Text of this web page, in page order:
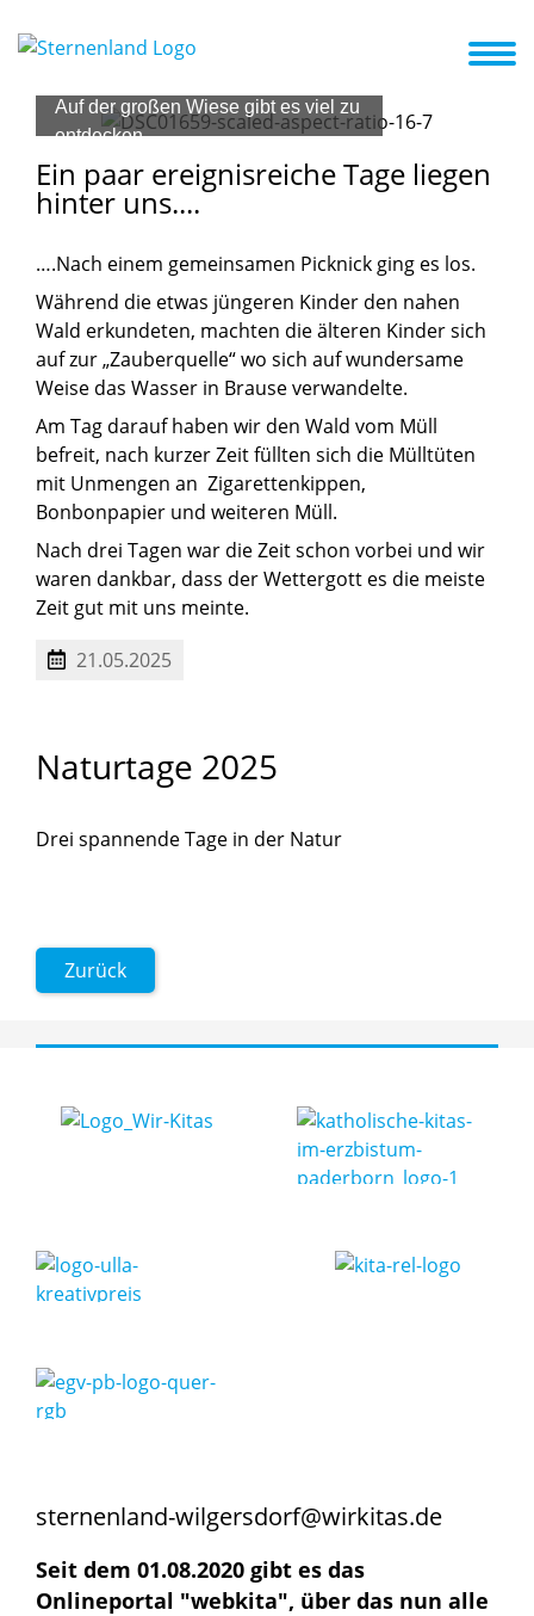
Aktuelles + Termine
Auf der großen Wiese gibt es viel zu
entdecken.
Ein paar ereignisreicheTage liegen
hinter uns....
….Nach einem gemeinsamen Picknick ging es los.
Während die etwas jüngeren Kinder den nahen
Wald erkundeten, machten die älteren Kinder sich
auf zur „Zauberquelle“ wo sich auf wundersame
Weise das Wasser in Brause verwandelte.
Am Tag darauf haben wir den Wald vom Müll
befreit, nach kurzer Zeit füllten sich die Mülltüten
mit Unmengen an Zigarettenkippen,
Bonbonpapier und weiteren Müll.
Nach drei Tagen war die Zeit schon vorbei und wir
waren dankbar, dass der Wettergott es die meiste
Zeit gut mit uns meinte.
21.05.2025
Naturtage 2025
Drei spannende Tage in der Natur
Zurück
sternenland-wilgersdorf@wirkitas.de
Seit dem 01.08.2020 gibt es das
Onlineportal "webkita", über das nun alle